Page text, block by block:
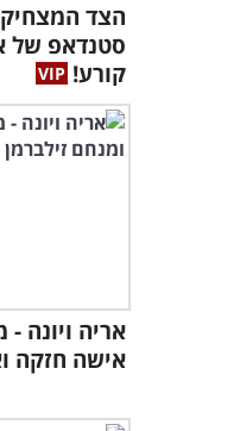
הצד
סטנדאפ של
קורע!
אריה ויונה
אישה חזקה